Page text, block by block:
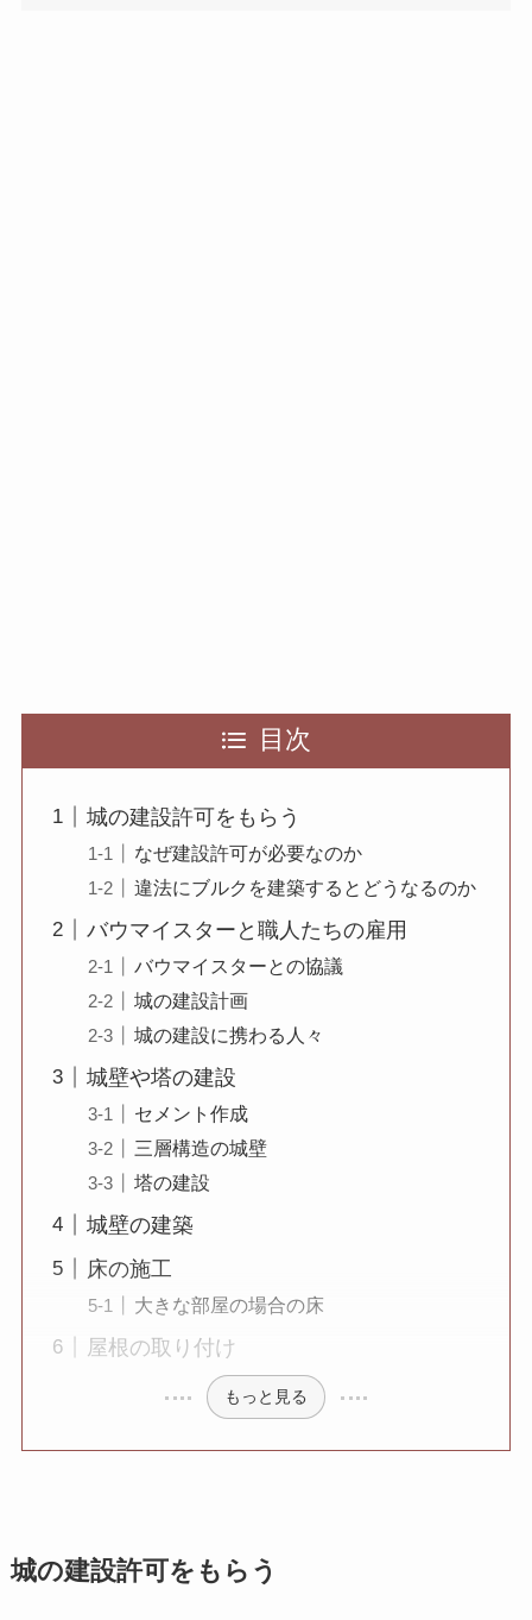
目次
城の建設許可をもらう
なぜ建設許可が必要なのか
違法にブルクを建築するとどうなるのか
バウマイスターと職人たちの雇用
バウマイスターとの協議
城の建設計画
城の建設に携わる人々
城壁や塔の建設
セメント作成
三層構造の城壁
塔の建設
城壁の建築
床の施工
大きな部屋の場合の床
屋根の取り付け
もっと見る
城の建設許可をもらう